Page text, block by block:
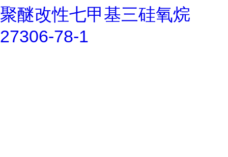
聚醚改性七甲基三硅氧烷
27306-78-1